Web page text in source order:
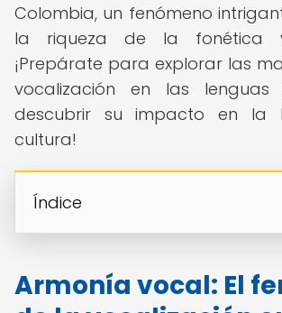
Colombia, un fenómeno
la riqueza de la fonética
¡Prepárate para explorar las
vocalización en las lenguas
descubrir su impacto en la
cultura!
Índice
Armonía vocal: El